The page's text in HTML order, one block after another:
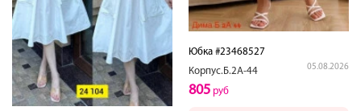
Юбка #23468527
Корпус.Б.2А-44
05.08.2026
805 руб